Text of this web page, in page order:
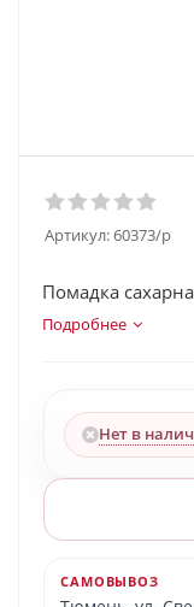
Артикул:60373/p
Помадка
Подробнее
Нет в
САМОВЫВОЗ